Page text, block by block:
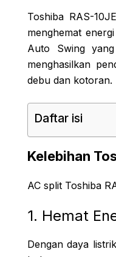
Toshiba RAS-
menghemat
Auto Swing
menghasilkan
debu dan kotoran.
Daftar isi
Kelebihan
AC split Toshiba
1. Hemat
Dengan daya